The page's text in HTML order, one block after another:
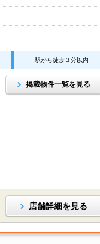
駅から徒歩３分以内
掲載物件一覧を見る
店舗詳細を見る